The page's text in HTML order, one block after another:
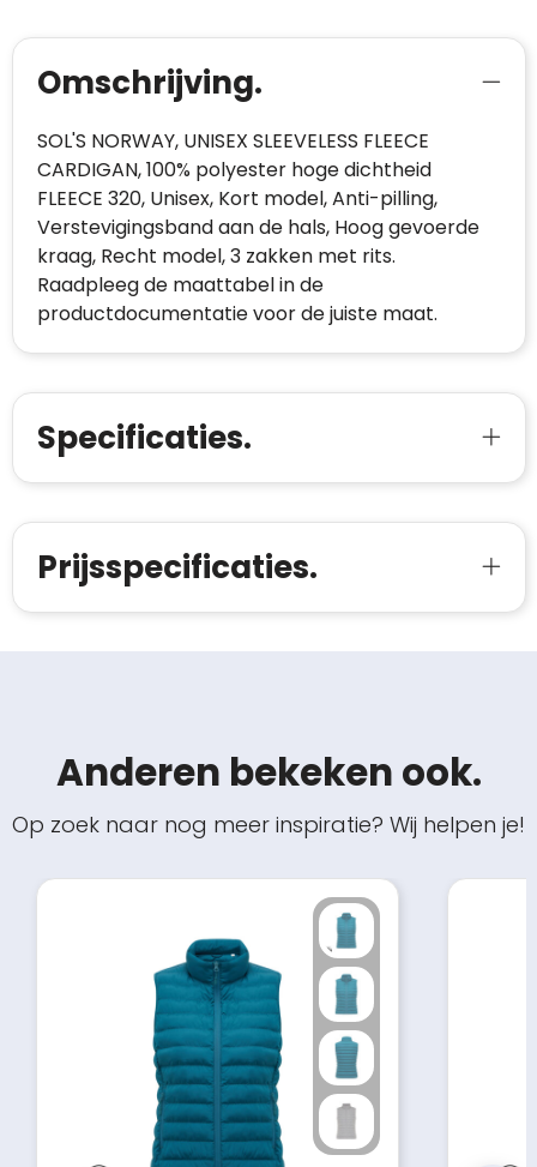
Omschrijving.
SOL'S NORWAY, UNISEX SLEEVELESS FLEECE
CARDIGAN, 100% polyester hoge dichtheid
FLEECE 320, Unisex, Kort model, Anti-pilling,
Verstevigingsband aan de hals, Hoog gevoerde
kraag, Recht model, 3 zakken met rits.
Raadpleeg de maattabel in de
productdocumentatie voor de juiste maat.
Specificaties.
Prijsspecificaties.
Anderen bekeken ook.
Op zoek naar nog meer inspiratie? Wij helpen je!